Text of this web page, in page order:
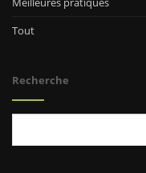
Tout
Recherche